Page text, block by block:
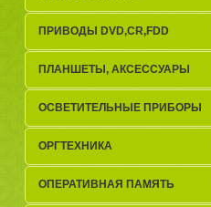
ПРИВОДЫ DVD,CR,FDD
ПЛАНШЕТЫ, АКСЕСCУАРЫ
ОСВЕТИТЕЛЬНЫЕ ПРИБОРЫ
ОРГТЕХНИКА
ОПЕРАТИВНАЯ ПАМЯТЬ